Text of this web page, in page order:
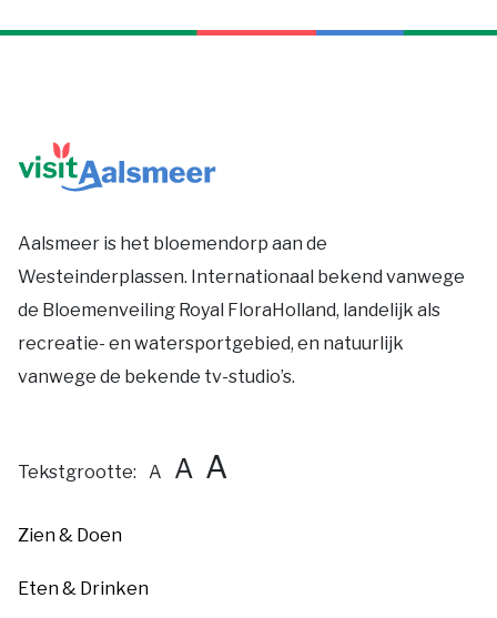
Aalsmeer is het bloemendorp aan de
Westeinderplassen. Internationaal bekend vanwege
de Bloemenveiling Royal FloraHolland, landelijk als
recreatie- en watersportgebied, en natuurlijk
vanwege de bekende tv-studio’s.
Tekstgrootte: A A A
Zien & Doen
Eten & Drinken